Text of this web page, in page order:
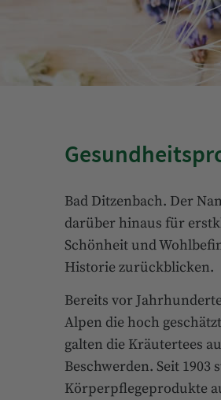
Bad Ditzenbach. Der
darüber hinaus für
Schönheit und
Historie zurückblicken.
Bereits vor
Alpen die hoch
galten die Kräutertees
Beschwerden. Seit
Körperpflegeprodukte